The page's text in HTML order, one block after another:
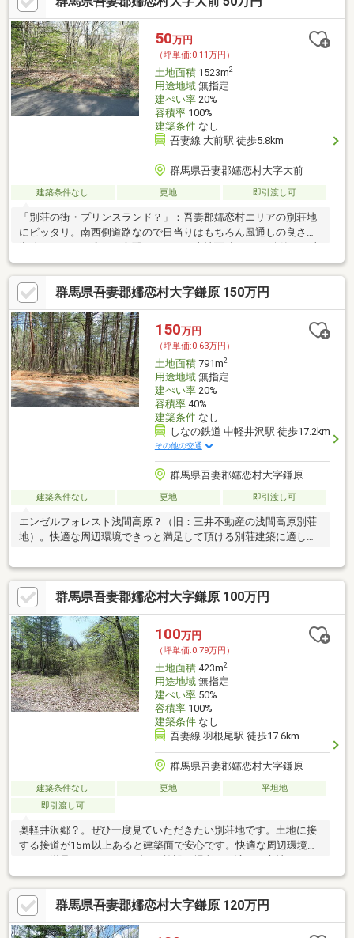
50万円
（坪単価:0.11万円）
土地面積1523m2
用途地域無指定
建ぺい率20%
容積率100%
建築条件なし
吾妻線 大前駅 徒歩5.8km
群馬県吾妻郡嬬恋村大字大前
建築条件なし 更地 即引渡し可
「別荘の街・プリンスランド？」：吾妻郡嬬恋村エリアの別荘地
にピッタリ。南西側道路なので日当りはもちろん風通しの良さが
地購入をお考えの方
群馬県吾妻郡嬬恋村大字鎌原 150万円
150万円
（坪単価:0.63万円）
土地面積791m2
用途地域無指定
建ぺい率20%
容積率40%
建築条件なし
しなの鉄道 中軽井沢駅 徒歩17.2km
その他の交通
群馬県吾妻郡嬬恋村大字鎌原
建築条件なし 更地 即引渡し可
エンゼルフォレスト浅間高原？（旧：三井不動産の浅間高原別荘
地）。快適な周辺環境できっと満足して頂ける別荘建築に適した
オシ。不動産を探すお客
群馬県吾妻郡嬬恋村大字鎌原 100万円
100万円
（坪単価:0.79万円）
土地面積423m2
用途地域無指定
建ぺい率50%
容積率100%
建築条件なし
吾妻線 羽根尾駅 徒歩17.6km
群馬県吾妻郡嬬恋村大字鎌原
建築条件なし 更地
平坦地
即引渡し可
奥軽井沢郷？。ぜひ一度見ていただきたい別荘地です。土地に接
する接道が15ｍ以上あると建築面で安心です。快適な周辺環境で
土地購入をお考えの方に好
群馬県吾妻郡嬬恋村大字鎌原 120万円